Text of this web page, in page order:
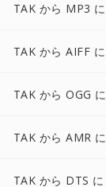
TAK から MP3 に
TAK から AIFF に
TAK から OGG に
TAK から AMR に
TAK から DTS に